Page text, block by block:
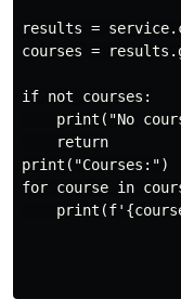
results =
courses =
if not courses:
print("No
    return
print("Courses:")
for course in